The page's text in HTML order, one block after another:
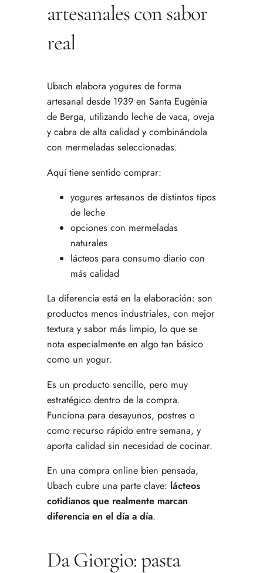
artesanales con sabor
real
Ubach elabora yogures de forma
artesanal desde 1939 en Santa Eugènia
de Berga, utilizando leche de vaca, oveja
y cabra de alta calidad y combinándola
con mermeladas seleccionadas.
Aquí tiene sentido comprar:
yogures artesanos de distintos tipos
de leche
opciones con mermeladas
naturales
lácteos para consumo diario con
más calidad
La diferencia está en la elaboración: son
productos menos industriales, con mejor
textura y sabor más limpio, lo que se
nota especialmente en algo tan básico
como un yogur.
Es un producto sencillo, pero muy
estratégico dentro de la compra.
Funciona para desayunos, postres o
como recurso rápido entre semana, y
aporta calidad sin necesidad de cocinar.
En una compra online bien pensada,
Ubach cubre una parte clave: lácteos
cotidianos que realmente marcan
diferencia en el día a día.
Da Giorgio: pasta